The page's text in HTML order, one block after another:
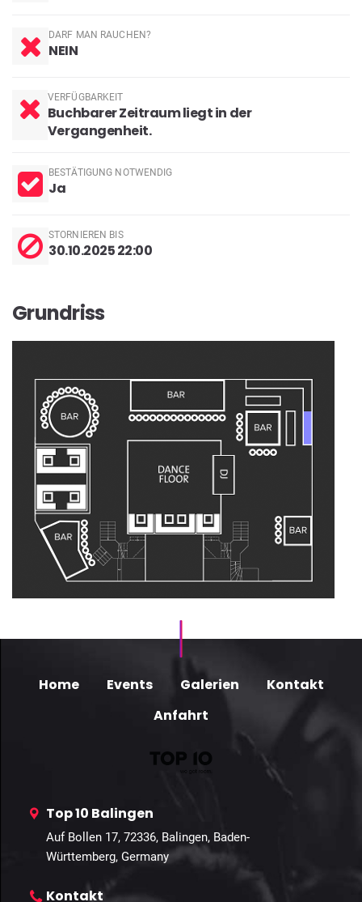
DARF MAN RAUCHEN?
NEIN
VERFÜGBARKEIT
Buchbarer Zeitraum liegt in der
Vergangenheit.
BESTÄTIGUNG NOTWENDIG
Ja
STORNIEREN BIS
30.10.2025 22:00
Grundriss
Home Events Galerien
Kontakt
Anfahrt
Top 10 Balingen
Auf Bollen 17, 72336, Balingen, Baden-
Württemberg, Germany
Kontakt